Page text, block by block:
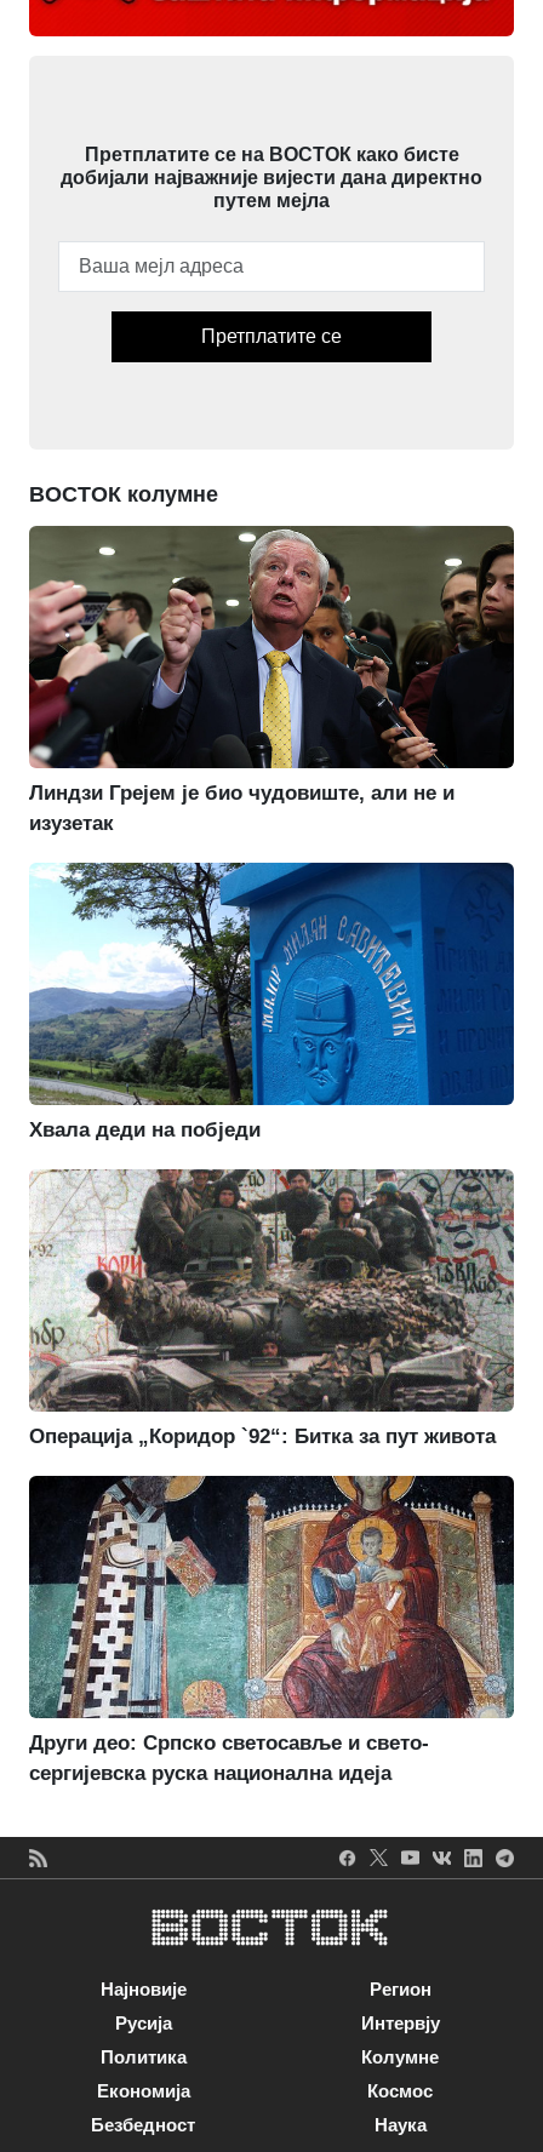
Претплатите се на ВОСТОК како бисте
добијали најважније вијести дана директно
путем мејла
Претплатите се
ВОСТОК колумне
Линдзи Грејем је био чудовиште, али не и
изузетак
Хвала деди на побједи
Операција „Коридор `92“: Битка за пут живота
Други део: Српско светосавље и свето-
сергијевска руска национална идеја
Најновије
Русија
Политика
Економија
Безбедност
Регион
Интервју
Колумне
Космос
Наука